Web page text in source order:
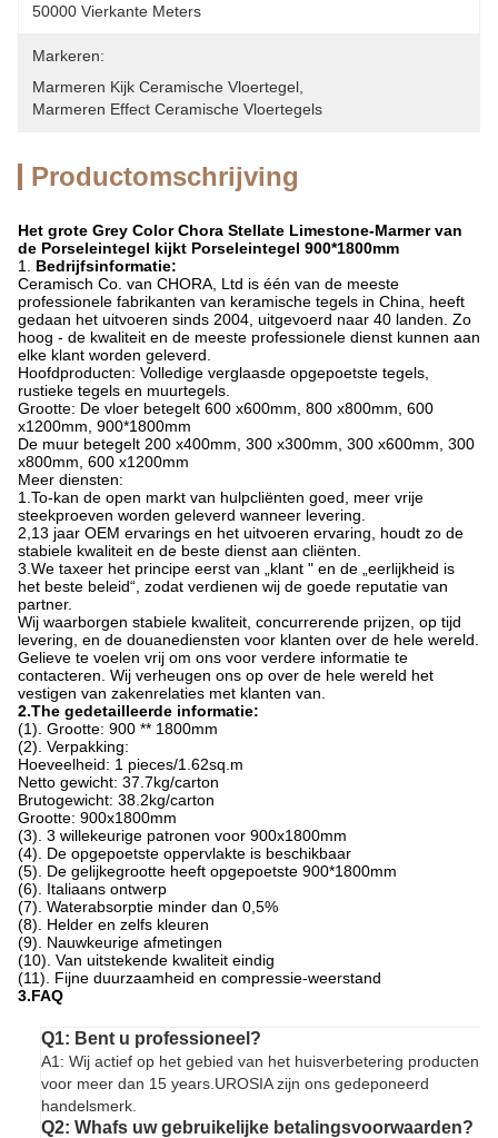
50000 Vierkante Meters
Markeren:
Marmeren Kijk Ceramische Vloertegel
Marmeren Effect Ceramische Vloertegels
Productomschrijving
Het grote Grey Color Chora Stellate Limestone-Marmer van
de Porseleintegel kijkt Porseleintegel 900*1800mm
1. Bedrijfsinformatie:
Ceramisch Co. van CHORA, Ltd is één van de meeste
professionele fabrikanten van keramische tegels in China, heeft
gedaan het uitvoeren sinds 2004, uitgevoerd naar 40 landen. Zo
hoog - de kwaliteit en de meeste professionele dienst kunnen aan
elke klant worden geleverd.
Hoofdproducten: Volledige verglaasde opgepoetste tegels,
rustieke tegels en muurtegels.
Grootte: De vloer betegelt 600 x600mm, 800 x800mm, 600
x1200mm, 900*1800mm
De muur betegelt 200 x400mm, 300 x300mm, 300 x600mm, 300
x800mm, 600 x1200mm
Meer diensten:
1.To-kan de open markt van hulpcliënten goed, meer vrije
steekproeven worden geleverd wanneer levering.
2,13 jaar OEM ervarings en het uitvoeren ervaring, houdt zo de
stabiele kwaliteit en de beste dienst aan cliënten.
3.We taxeer het principe eerst van „klant " en de „eerlijkheid is
het beste beleid“, zodat verdienen wij de goede reputatie van
partner.
Wij waarborgen stabiele kwaliteit, concurrerende prijzen, op tijd
levering, en de douanediensten voor klanten over de hele wereld.
Gelieve te voelen vrij om ons voor verdere informatie te
contacteren. Wij verheugen ons op over de hele wereld het
vestigen van zakenrelaties met klanten van.
2.The gedetailleerde informatie:
(1). Grootte: 900 ** 1800mm
(2). Verpakking:
Hoeveelheid: 1 pieces/1.62sq.m
Netto gewicht: 37.7kg/carton
Brutogewicht: 38.2kg/carton
Grootte: 900x1800mm
(3). 3 willekeurige patronen voor 900x1800mm
(4). De opgepoetste oppervlakte is beschikbaar
(5). De gelijkegrootte heeft opgepoetste 900*1800mm
(6). Italiaans ontwerp
(7). Waterabsorptie minder dan 0,5%
(8). Helder en zelfs kleuren
(9). Nauwkeurige afmetingen
(10). Van uitstekende kwaliteit eindig
(11). Fijne duurzaamheid en compressie-weerstand
3.FAQ
Q1: Bent u professioneel?
A1: Wij actief op het gebied van het huisverbetering producten
voor meer dan 15 years.UROSIA zijn ons gedeponeerd
handelsmerk.
Q2: Whafs uw gebruikelijke betalingsvoorwaarden?